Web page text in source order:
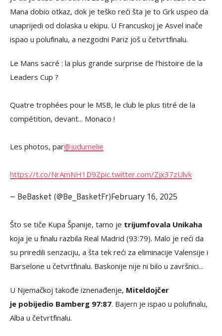
Mana dobio otkaz, dok je teško reći šta je to Grk uspeo da
unaprijedi od dolaska u ekipu. U Francuskoj je Asvel inače
ispao u polufinalu, a nezgodni Pariz još u četvrtfinalu.
Le Mans sacré : la plus grande surprise de l'histoire de la
Leaders Cup ?
Quatre trophées pour le MSB, le club le plus titré de la
compétition, devant... Monaco !
Les photos, par@judumelie
https://t.co/NrAmNH1D9Zpic.twitter.com/Zjx37zUlvk
— BeBasket (@Be_BasketFr)February 16, 2025
Što se tiče Kupa Španije, tamo je trijumfovala Unikaha
koja je u finalu razbila Real Madrid (93:79). Malo je reći da
su priredili senzaciju, a šta tek reći za eliminacije Valensije i
Barselone u četvrtfinalu. Baskonije nije ni bilo u završnici...
U Njemačkoj takođe iznenađenje, Miteldojčer
je pobijedio Bamberg 97:87. Bajern je ispao u polufinalu,
Alba u četvrtfinalu.